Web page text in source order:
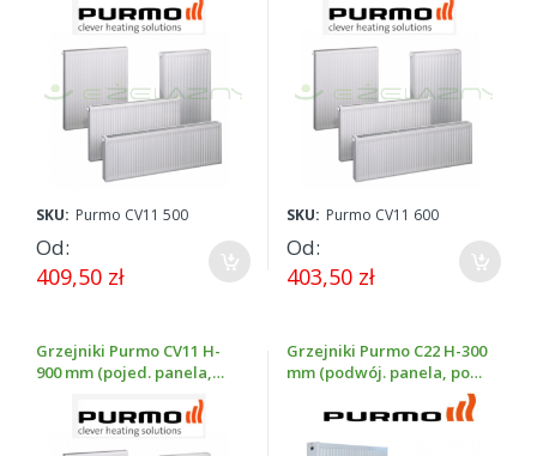
bielizny orazgrzejniki elektryczne
akcesoria do
ogrzewania podłogowego
(rozdzielacze, folie, listwy,
SKU: Purmo CV11 500
Od
409,50 zł
SKU: Purmo CV11 600
Od
403,50 zł
Grzejniki Purmo CV11 H-
900 mm (pojed. panela,
podł. dolne, wys. 900 mm)
Grzejniki Purmo C22 H-300
mm (podwój. panela, podł.